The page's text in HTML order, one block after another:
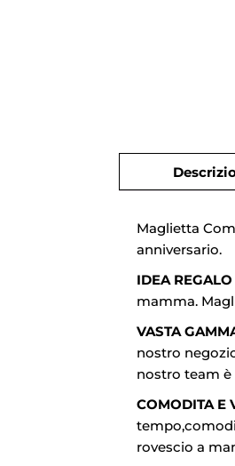
Maglietta
anniversario.
IDEA
mamma.
VASTA
nostro
nostro team
COMODITA E
rovescio a